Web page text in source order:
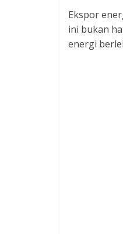
Ekspor
ini bukan
energi